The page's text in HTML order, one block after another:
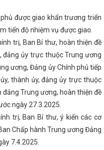
PHÁT TRIỂN SẢN XUẤT
vụ trọng tâm Quý II năm
thu 2025 lần thứ nhất
tỷ đồng
Tích cực, chủ
bền vững, thương mại bền
Công Thương: Kiểm tra
trực tuyến tìm hiểu về chuyển
và quản lý chợ có hiệu lực
phẩm OCOP Hà Tĩnh
kết nối cung cầu tiêu thụ sản
2 dự án năng lượng gần 850 tỷ
phát triển kinh tế - xã hội
Thìn 2024
Sơ kết giữa
III, nhiệm kỳ 2020 - 2025
CÔNG THƯƠNG ĐỂ TỔ
được giao khẩn trương triển
tiến độ nhiệm vụ được giao.
trị, Ban Bí thư, hoàn thiện đề
đảng ủy trực thuộc Trung ương
ương, Đảng ủy Chính phủ tiếp
thành ủy, đảng ủy trực thuộc
Trung ương, hoàn thiện đề
ngày 27.3.2025.
trị, Ban Bí thư, ý kiến các cơ
Chấp hành Trung ương Đảng
7.4.2025.